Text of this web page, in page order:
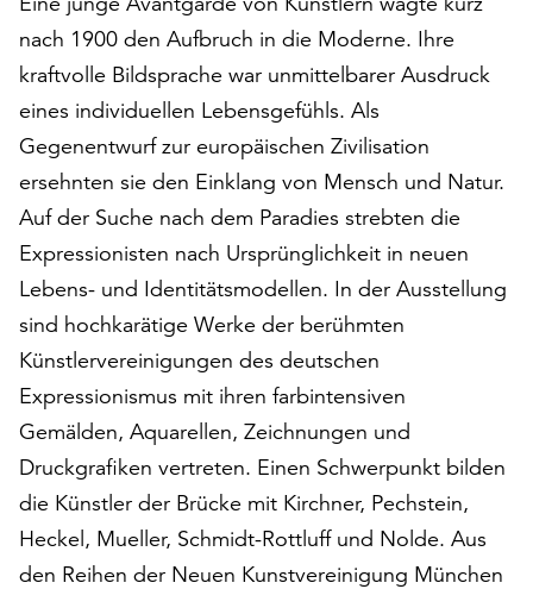
„Alle
akzeptieren“,
um
alle
Cookies
zu
akzeptieren.
Sie
können
Ihr
Einverständnis
jederzeit
und
widerrufen.
Dafür
steht
Ihnen
am
Ende
nach 1900 den Aufbruch in die Moderne. Ihre
kraftvolle Bildsprache war unmittelbarer Ausdruck
eines individuellen Lebensgefühls. Als
Gegenentwurf zur europäischen Zivilisation
ersehnten sie den Einklang von Mensch und Natur.
Auf der Suche nach dem Paradies strebten die
Expressionisten nach Ursprünglichkeit in neuen
Lebens- und Identitätsmodellen. In der Ausstellung
sind hochkarätige Werke der berühmten
Künstlervereinigungen des deutschen
Expressionismus mit ihren farbintensiven
Gemälden, Aquarellen, Zeichnungen und
Druckgrafiken vertreten. Einen Schwerpunkt bilden
die Künstler der Brücke mit Kirchner, Pechstein,
Heckel, Mueller, Schmidt-Rottluff und Nolde. Aus
den Reihen der Neuen Kunstvereinigung München